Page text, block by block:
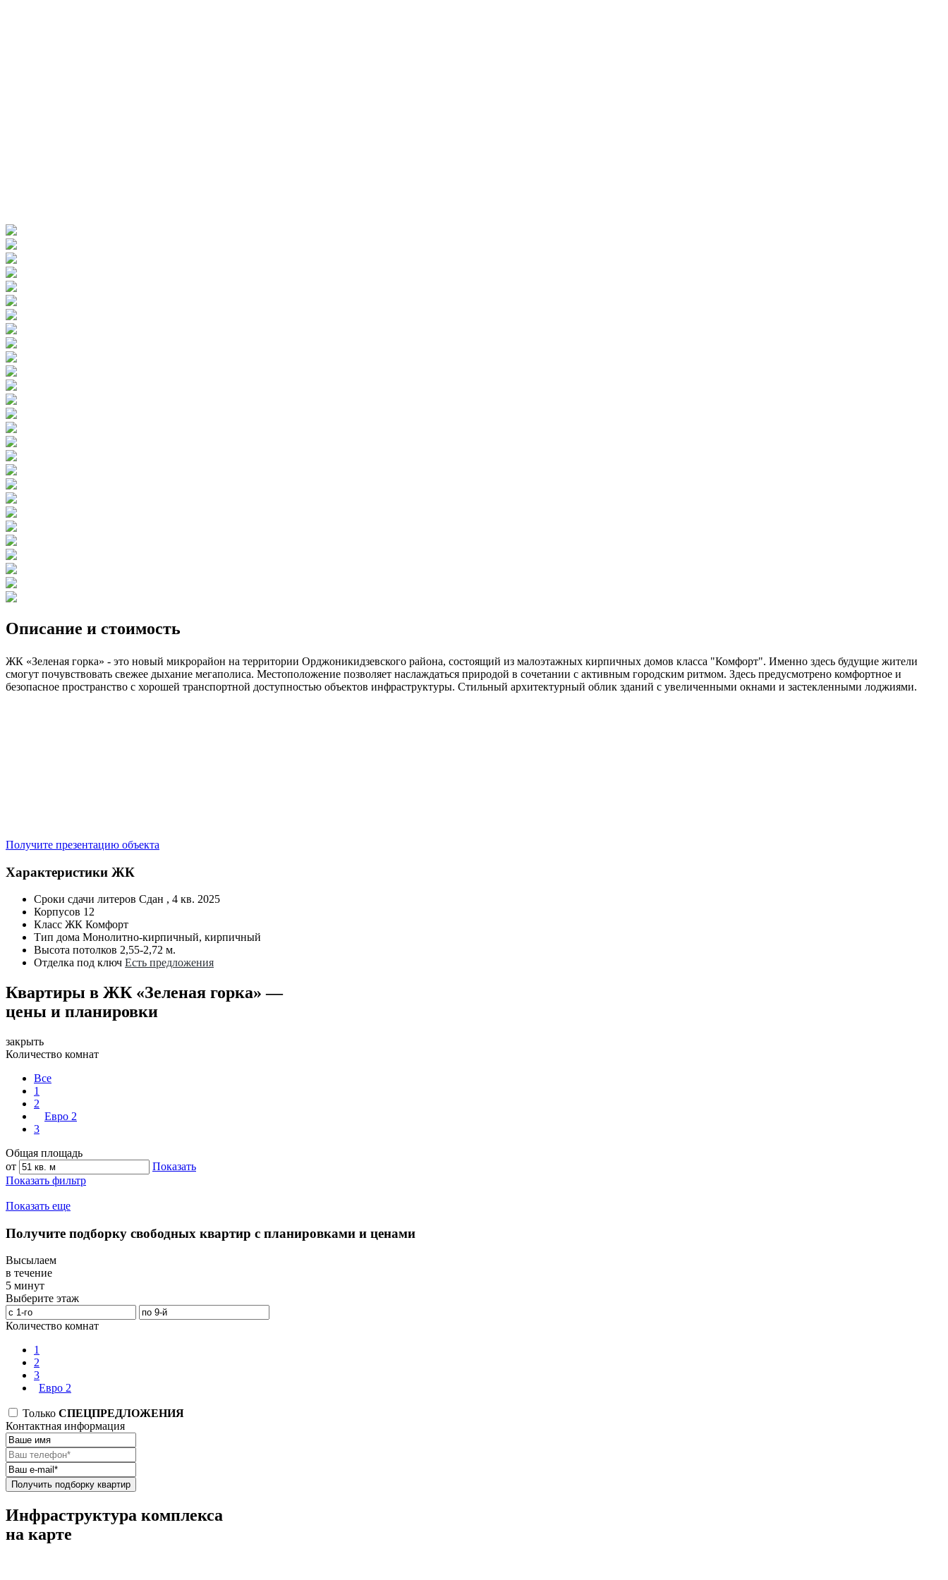
Описание и стоимость
ЖК «Зеленая горка» - это новый микрорайон на территории Орджоникидзевского района, состоящий из малоэтажных кирпичных домов класса "Комфорт". Именно здесь будущие жители
смогут почувствовать свежее дыхание мегаполиса. Местоположение позволяет наслаждаться природой в сочетании с активным городским ритмом. Здесь предусмотрено комфортное и
безопасное пространство с хорошей транспортной доступностью объектов инфраструктуры. Стильный архитектурный облик зданий с увеличенными окнами и застекленными лоджиями.
Получите презентацию объекта
Характеристики ЖК
Сроки сдачи литеров Сдан , 4 кв. 2025
Корпусов 12
Класс ЖК Комфорт
Тип дома Монолитно-кирпичный, кирпичный
Высота потолков 2,55-2,72 м.
Отделка под ключ Есть предложения
Квартиры в ЖК «Зеленая горка» —
цены и планировки
закрыть
Количество комнат
Все
1
2
Евро 2
3
Общая площадь
от
Показать
Показать фильтр
Показать еще
Получите подборку свободных квартир с планировками и ценами
Высылаем
в течение
5 минут
Выберите этаж
Количество комнат
1
2
3
Евро 2
Только СПЕЦПРЕДЛОЖЕНИЯ
Контактная информация
Получить подборку квартир
Инфраструктура комплекса
на карте